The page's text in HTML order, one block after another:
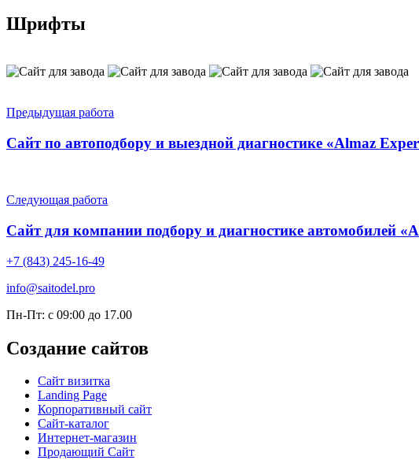
Шрифты
Предыдущая работа
Сайт по автоподбору и выездной диагностике «Almaz
Следующая работа
Сайт для компании подбору и диагностике автомобилей
+7 (843) 245-16-49
info@saitodel.pro
Пн-Пт: с 09:00 до 17.00
Создание сайтов
Сайт визитка
Landing Page
Корпоративный сайт
Сайт-каталог
Интернет-магазин
Продающий Сайт